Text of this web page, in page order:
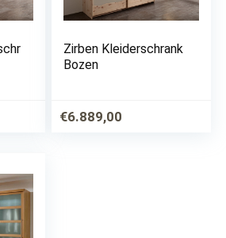
Zirben Kleiderschrank
Bozen
€6.889,00